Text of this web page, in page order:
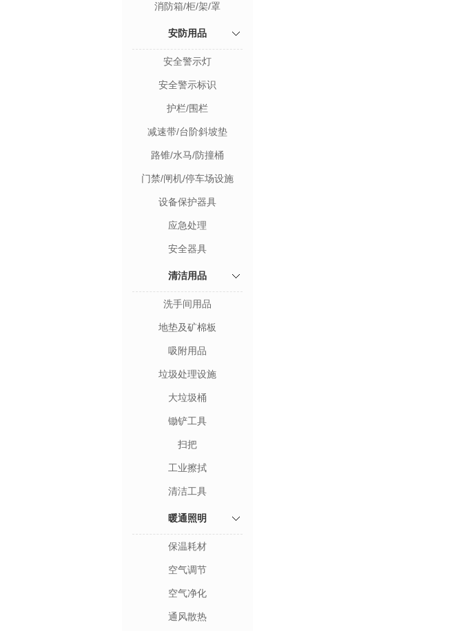
消防箱/柜/架/罩
安防用品
安全警示灯
安全警示标识
护栏/围栏
减速带/台阶斜坡垫
路锥/水马/防撞桶
门禁/闸机/停车场设施
设备保护器具
应急处理
安全器具
清洁用品
洗手间用品
地垫及矿棉板
吸附用品
垃圾处理设施
大垃圾桶
锄铲工具
扫把
工业擦拭
清洁工具
暖通照明
保温耗材
空气调节
空气净化
通风散热